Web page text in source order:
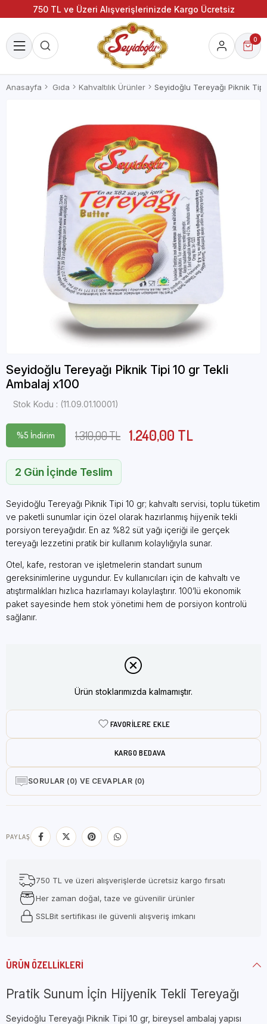
750 TL ve Üzeri Alışverişlerinizde Kargo Ücretsiz
0
Anasayfa Gıda Kahvaltılık Ürünler Seyidoğlu Tereyağı Piknik
Seyidoğlu Tereyağı Piknik Tipi 10 gr Tekli
Ambalaj x100
Stok Kodu (11.09.01.10001)
%5 İndirim 1.310,00 TL 1.240,00 TL
2 Gün İçinde Teslim
Seyidoğlu Tereyağı Piknik Tipi 10 gr; kahvaltı servisi, toplu tüketim
ve paketli sunumlar için özel olarak hazırlanmış hijyenik tekli
porsiyon tereyağıdır. En az %82 süt yağı içeriği ile gerçek
tereyağı lezzetini pratik bir kullanım kolaylığıyla sunar.
Otel, kafe, restoran ve işletmelerin standart sunum
gereksinimlerine uygundur. Ev kullanıcıları için de kahvaltı ve
atıştırmalıkları hızlıca hazırlamayı kolaylaştırır. 100’lü ekonomik
paket sayesinde hem stok yönetimi hem de porsiyon kontrolü
sağlanır.
Ürün stoklarımızda kalmamıştır.
FAVORILERE EKLE
KARGO BEDAVA
SORULAR (0) VE CEVAPLAR (0)
PAYLAŞ
750 TL ve üzeri alışverişlerde ücretsiz kargo fırsatı
Her zaman doğal, taze ve güvenilir ürünler
SSLBit sertifikası ile güvenli alışveriş imkanı
ÜRÜN ÖZELLIKLERI
Pratik Sunum İçin Hijyenik Tekli Tereyağı
Seyidoğlu Tereyağı Piknik Tipi 10 gr, bireysel ambalaj yapısı